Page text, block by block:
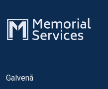
Galvenā